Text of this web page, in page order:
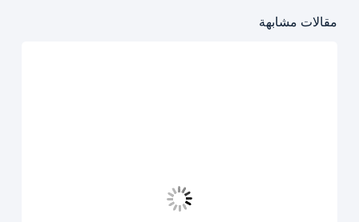
مقالات مشابهة